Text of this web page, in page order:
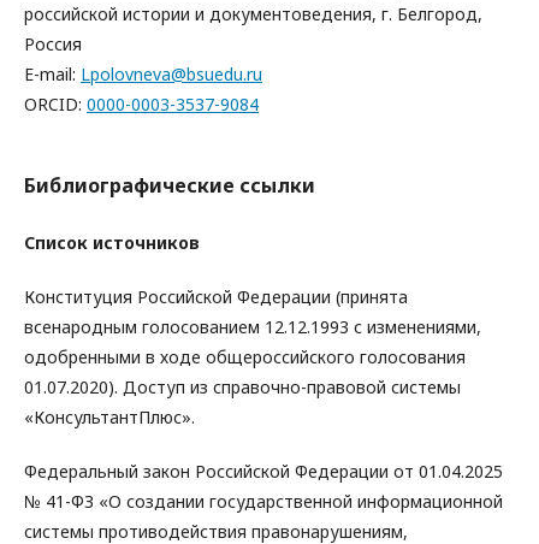
российской истории и документоведения, г. Белгород,
Россия
E-mail: Lpolovneva@bsuedu.ru
ORCID: 0000-0003-3537-9084
Библиографические ссылки
Список источников
Конституция Российской Федерации (принята
всенародным голосованием 12.12.1993 с изменениями,
одобренными в ходе общероссийского голосования
01.07.2020). Доступ из справочно-правовой системы
«КонсультантПлюс».
Федеральный закон Российской Федерации от 01.04.2025
№ 41-ФЗ «О создании государственной информационной
системы противодействия правонарушениям,